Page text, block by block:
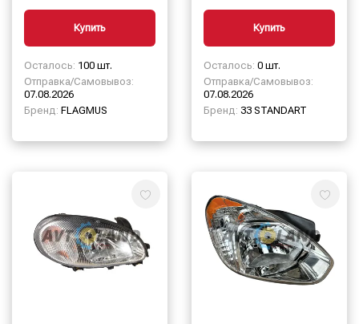
Купить
Осталось: 100 шт.
Отправка/Самовывоз:
07.08.2026
Бренд: FLAGMUS
Купить
Осталось: 0 шт.
Отправка/Самовывоз:
07.08.2026
Бренд: 33 STANDART